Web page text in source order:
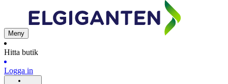
Meny
Hitta butik
Logga in